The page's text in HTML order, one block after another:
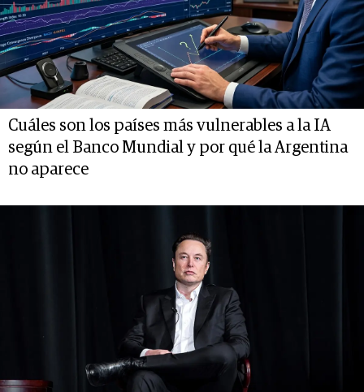
Cuáles son los países más vulnerables a la IA
según el Banco Mundial y por qué la Argentina
no aparece